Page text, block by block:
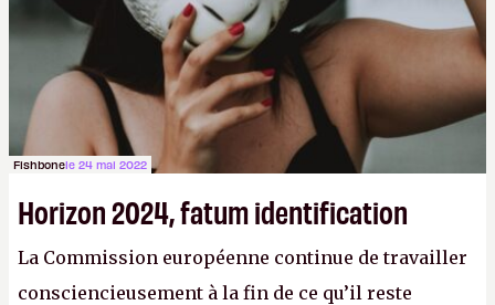
Fishbonele 24 mai 2022
Horizon 2024, fatum identification
La Commission européenne continue de travailler
consciencieusement à la fin de ce qu’il reste